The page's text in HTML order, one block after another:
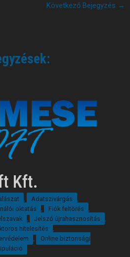
Következő Bejegyzés →
Kft.
, Adatszivárgás
,
oktatás , Fiók feltörés
,
, Jelszó újrahasznosítás
,
hitelesítés
,
,
Online biztonsági